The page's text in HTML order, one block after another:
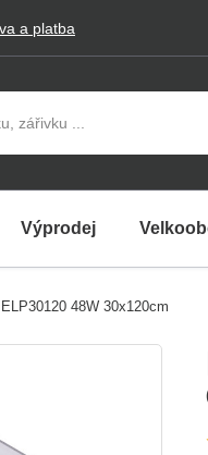
a platba
Výprodej
48W 30x120cm